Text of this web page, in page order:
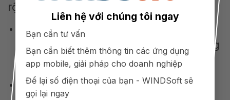
Liên hệ với chúng tôi ngay
Bạn cần tư vấn
Bạn cần biết thêm thông tin các ứng dụng
app mobile, giải pháp cho doanh nghiệp
Để lại số điện thoại của bạn - WINDSoft sẽ
gọi lại ngay
rộng thị trường.
Muốn giảm cạnh tranh, không mất chi
phí sàn, không phụ thuộc vào nền tảng
thứ 3.
Doanh nghiệp bán hàng và giao hàng